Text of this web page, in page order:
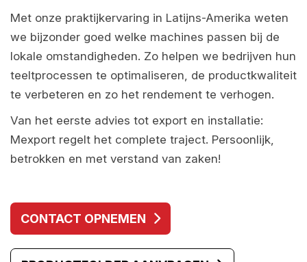
Met onze praktijkervaring in Latijns-Amerika weten
we bijzonder goed welke machines passen bij de
lokale omstandigheden. Zo helpen we bedrijven hun
teeltprocessen te optimaliseren, de productkwaliteit
te verbeteren en zo het rendement te verhogen.
Van het eerste advies tot export en installatie:
Mexport regelt het complete traject. Persoonlijk,
betrokken en met verstand van zaken!
CONTACT OPNEMEN